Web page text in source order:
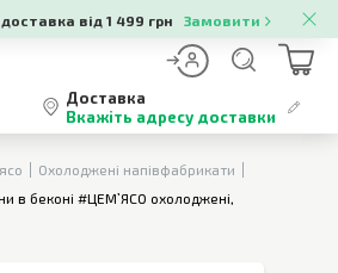
від 1 499 грн Замовити
Доставка
Вкажіть адресу доставки
Охолоджені напівфабрикати
в беконі #ЦЕМ’ЯСО охолоджені,